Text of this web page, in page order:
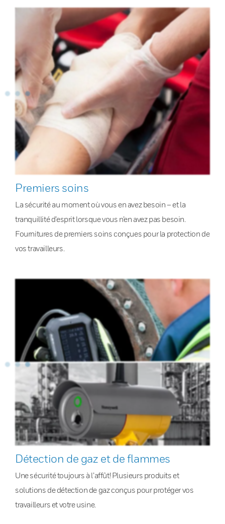
Premiers soins
La sécurité au moment où vous en avez besoin – et la
tranquillité d’esprit lorsque vous n’en avez pas besoin.
Fournitures de premiers soins conçues pour la protection de
vos travailleurs.
Détection de gaz et de flammes
Une sécurité toujours à l’affût! Plusieurs produits et
solutions de détection de gaz conçus pour protéger vos
travailleurs et votre usine.